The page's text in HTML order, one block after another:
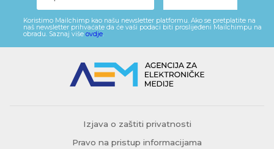
Koristimo Mailchimp kao našu newsletter platformu. Ako se pretplatite na
naš newsletter prihvaćate da će vaši podaci biti proslijeđeni Mailchimpu na
obradu. Saznaj više ovdje.
Izjava o zaštiti privatnosti
Pravo na pristup informacijama